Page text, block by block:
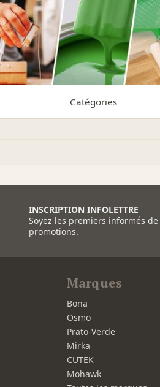
Catégories
INSCRIPTION INFOLETTRE
Soyez les premiers informés
promotions.
Marques
Bona
Osmo
Prato-Verde
Mirka
CUTEK
Mohawk